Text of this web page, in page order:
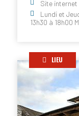
Site internet
Lundi et
13h30 à 18h00
LIEU